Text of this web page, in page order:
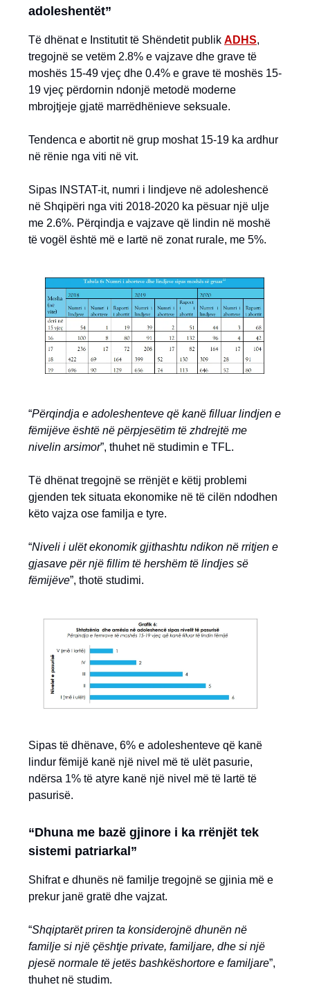
adoleshentët”
Të dhënat e Institutit të Shëndetit publik ADHS,
tregojnë se vetëm 2.8% e vajzave dhe grave të
moshës 15-49 vjeç dhe 0.4% e grave të moshës 15-
19 vjeç përdornin ndonjë metodë moderne
mbrojtjeje gjatë marrëdhënieve seksuale.
Tendenca e abortit në grup moshat 15-19 ka ardhur
në rënie nga viti në vit.
Sipas INSTAT-it, numri i lindjeve në adoleshencë
në Shqipëri nga viti 2018-2020 ka pësuar një ulje
me 2.6%. Përqindja e vajzave që lindin në moshë
të vogël është më e lartë në zonat rurale, me 5%.
“Përqindja e adoleshenteve që kanë filluar lindjen e
fëmijëve është në përpjesëtim të zhdrejtë me
nivelin arsimor”, thuhet në studimin e TFL.
Të dhënat tregojnë se rrënjët e këtij problemi
gjenden tek situata ekonomike në të cilën ndodhen
këto vajza ose familja e tyre.
“Niveli i ulët ekonomik gjithashtu ndikon në rritjen e
gjasave për një fillim të hershëm të lindjes së
fëmijëve”, thotë studimi.
Sipas të dhënave, 6% e adoleshenteve që kanë
lindur fëmijë kanë një nivel më të ulët pasurie,
ndërsa 1% të atyre kanë një nivel më të lartë të
pasurisë.
“Dhuna me bazë gjinore i ka rrënjët tek
sistemi patriarkal”
Shifrat e dhunës në familje tregojnë se gjinia më e
prekur janë gratë dhe vajzat.
“Shqiptarët priren ta konsiderojnë dhunën në
familje si një çështje private, familjare, dhe si një
pjesë normale të jetës bashkëshortore e familjare”,
thuhet në studim.